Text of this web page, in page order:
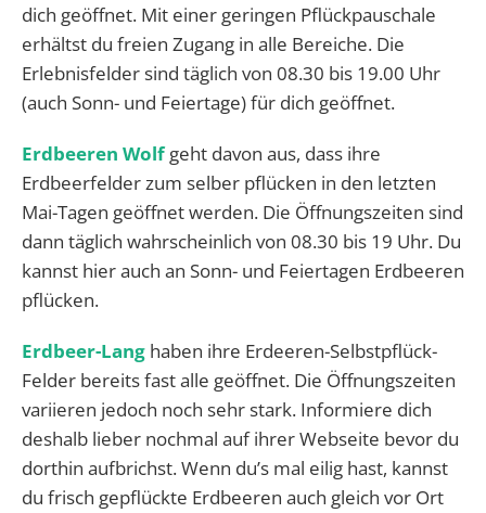
dich geöffnet. Mit einer geringen Pflückpauschale
erhältst du freien Zugang in alle Bereiche. Die
Erlebnisfelder sind täglich von 08.30 bis 19.00 Uhr
(auch Sonn- und Feiertage) für dich geöffnet.
Erdbeeren Wolfgeht davon aus, dass ihre
Erdbeerfelder zum selber pflücken in den letzten
Mai-Tagen geöffnet werden. Die Öffnungszeiten sind
dann täglich wahrscheinlich von 08.30 bis 19 Uhr. Du
kannst hier auch an Sonn- und Feiertagen Erdbeeren
pflücken.
Erdbeer-Lang haben ihre Erdeeren-Selbstpflück-
Felder bereits fast alle geöffnet. Die Öffnungszeiten
variieren jedoch noch sehr stark. Informiere dich
deshalb lieber nochmal auf ihrer Webseite bevor du
dorthin aufbrichst. Wenn du’s mal eilig hast, kannst
du frisch gepflückte Erdbeeren auch gleich vor Ort